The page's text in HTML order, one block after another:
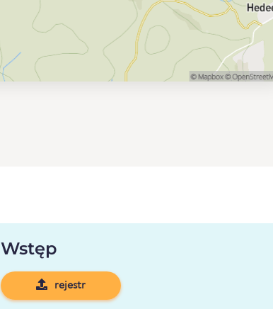
Wstęp
rejestr